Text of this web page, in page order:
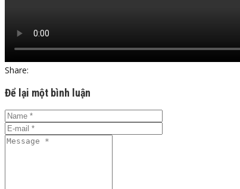
Share:
Để lại một bình luận